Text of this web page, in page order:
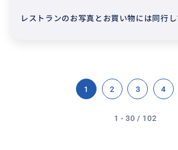
レストランのお写真とお買い物には同行し
1 2 3 4
1 - 30 / 102